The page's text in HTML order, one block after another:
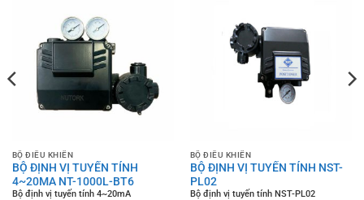
BỘ ĐIỀU KHIỂN
BỘ ĐỊNH VỊ TUYẾN TÍNH
4~20MA NT-1000L-BT6
Bộ định vị tuyến tính 4~20mA
BỘ ĐIỀU KHIỂN
BỘ ĐỊNH VỊ TUYẾN TÍNH NST-
PL02
Bộ định vị tuyến tính NST-PL02